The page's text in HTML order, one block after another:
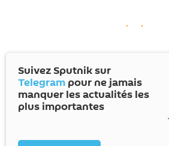
Suivez Sputnik sur
Telegram pour ne jamais
manquer les actualités les
plus importantes